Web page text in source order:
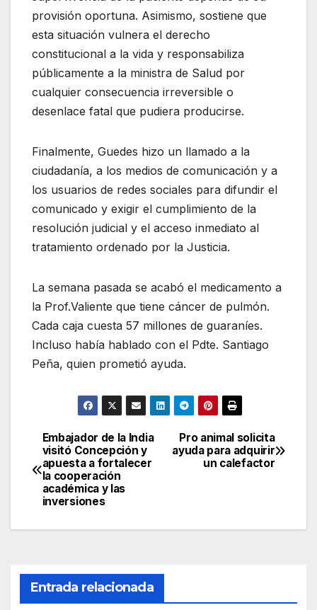
provisión oportuna. Asimismo, sostiene que
esta situación vulnera el derecho
constitucional a la vida y responsabiliza
públicamente a la ministra de Salud por
cualquier consecuencia irreversible o
desenlace fatal que pudiera producirse.
Finalmente, Guedes hizo un llamado a la
ciudadanía, a los medios de comunicación y a
los usuarios de redes sociales para difundir el
comunicado y exigir el cumplimiento de la
resolución judicial y el acceso inmediato al
tratamiento ordenado por la Justicia.
La semana pasada se acabó el medicamento a
la Prof.Valiente que tiene cáncer de pulmón.
Cada caja cuesta 57 millones de guaraníes.
Incluso había hablado con el Pdte. Santiago
Peña, quien prometió ayuda.
Navegación
de
entradas
Pro animal solicita
ayuda para adquirir
un calefactor
Embajador de la India
visitó Concepción y
apuesta a fortalecer
la cooperación
académica y las
inversiones
Entrada relacionada